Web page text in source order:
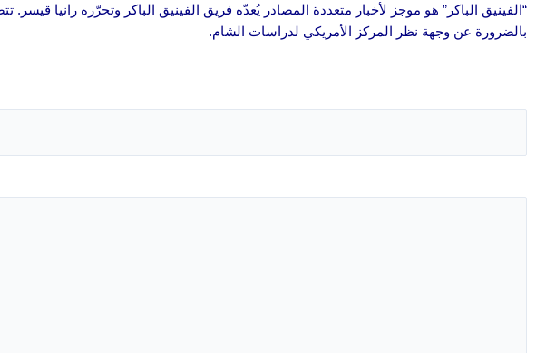
“الفينيق الباكر” هو موجز لأخبار متعددة المصادر يُعدّه فريق الفينيق الباكر وتحرّره رانيا
بالضرورة عن وجهة نظر المركز الأمريكي لدراسات الشام.